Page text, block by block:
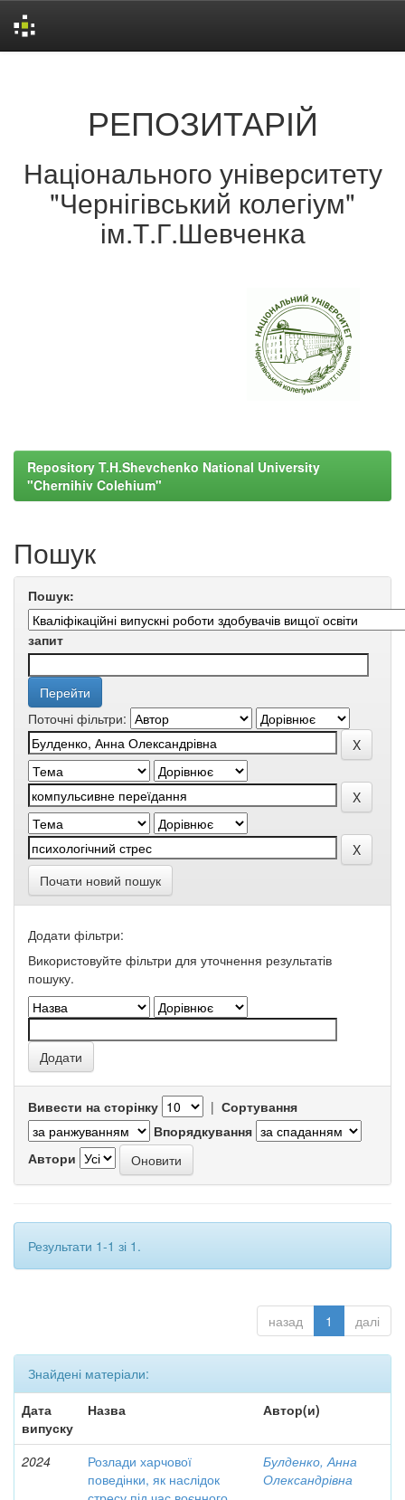
РЕПОЗИТАРІЙ
Національного університету
"Чернігівський колегіум"
ім.Т.Г.Шевченка
Repository T.H.Shevchenko National University
"Chernihiv Colehium"
Пошук
Пошук:
запит
Поточні фільтри:
Почати новий пошук
Додати фільтри:
Використовуйте фільтри для уточнення результатів
пошуку.
Вивести на сторінку | Сортування
Впорядкування
Автори
Результати 1-1 зі 1.
назад 1 далі
Знайдені матеріали:
Дата
випуску
Назва Автор(и)
2024
Розлади харчової
поведінки, як наслідок
Булденко, Анна
Олександрівна